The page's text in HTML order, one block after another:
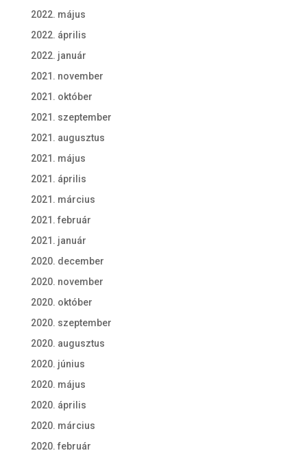
2022. május
2022. április
2022. január
2021. november
2021. október
2021. szeptember
2021. augusztus
2021. május
2021. április
2021. március
2021. február
2021. január
2020. december
2020. november
2020. október
2020. szeptember
2020. augusztus
2020. június
2020. május
2020. április
2020. március
2020. február